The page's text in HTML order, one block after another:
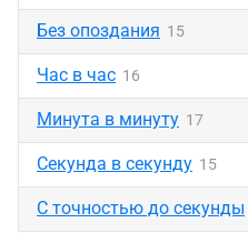
Без опоздания 15
Час в час 16
Минута в минуту 17
Секунда в секунду 15
С точностью до секунды